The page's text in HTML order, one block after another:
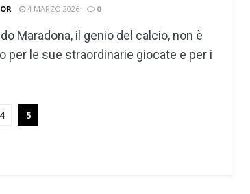
4 MARZO 2026 0
Maradona, il genio del calcio, non è
per le sue straordinarie giocate e per i
4 5